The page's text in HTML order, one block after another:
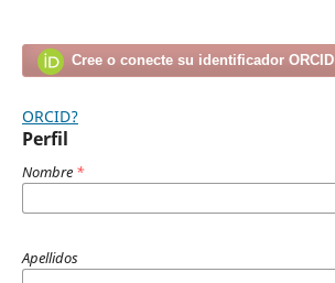
Cree o conecte su identificador ORCID
ORCID?
Perfil
Nombre *
Apellidos